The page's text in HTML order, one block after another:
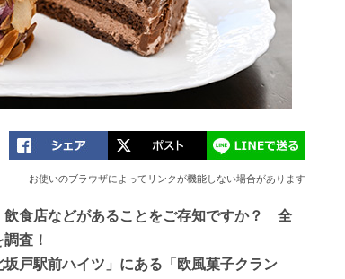
お使いのブラウザによってリンクが機能しない場合があります
飲食店などがあることをご存知ですか？ 全
査！
戸駅前ハイツ」にある「欧風菓子クラン